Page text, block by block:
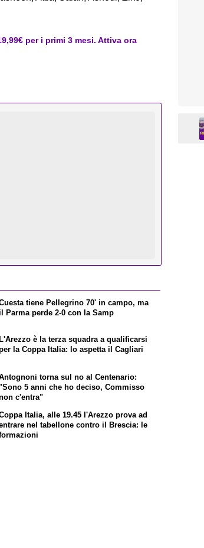
per i primi 3 mesi. Attiva ora
tiene Pellegrino 70' in campo, ma
Parma perde 2-0 con la Samp
L'Arezzo è la terza squadra a qualificarsi
la Coppa Italia: lo aspetta il Cagliari
torna sul no al Centenario:
5 anni che ho deciso, Commisso
c'entra"
Italia, alle 19.45 l'Arezzo prova ad
nel tabellone contro il Brescia: le